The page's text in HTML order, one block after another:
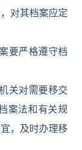
对其档案应定
要严格遵守档
关对需要移交
案法和有关规
，及时办理移